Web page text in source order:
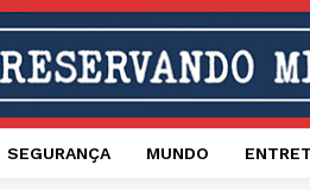
SEGURANÇA MUNDO